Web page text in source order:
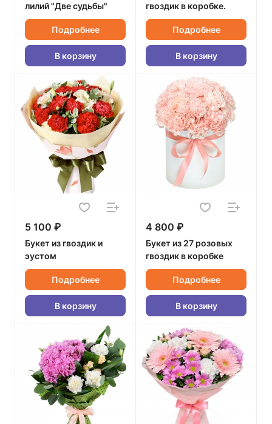
лилий "Две судьбы"
Подробнее
В корзину
гвоздик в коробке.
Подробнее
В корзину
5 100 ₽
Букет из гвоздик и
эустом
Подробнее
В корзину
4 800 ₽
Букет из 27 розовых
гвоздик в коробке
Подробнее
В корзину